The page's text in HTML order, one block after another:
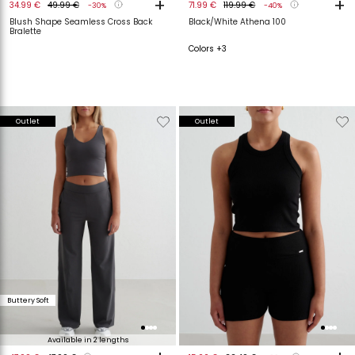
Blush Shape Seamless Cross Back
Bralette
34.99 € 49.99 € -30%
Black/White Athena 100
71.99 € 119.99 € -40%
Colors +3
Available in 2 lengths
Buttery Soft
Outlet
Toevoegen
aan
verlanglijstje
Outlet
verlanglijstje